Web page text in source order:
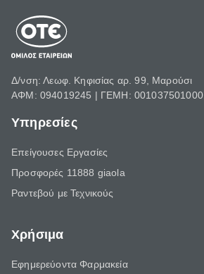
Δ/νση: Λεωφ. Κηφισίας αρ. 99, Μαρούσι
ΑΦΜ: 094019245 | ΓΕΜΗ: 001037501000
Υπηρεσίες
Επείγουσες Εργασίες
Προσφορές 11888 giaola
Ραντεβού με Τεχνικούς
Χρήσιμα
Εφημερεύοντα Φαρμακεία